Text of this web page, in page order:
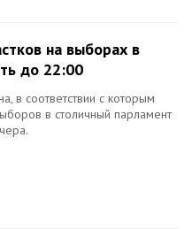
на выборах в
до 22:00
в соответствии с которым
в столичный парламент